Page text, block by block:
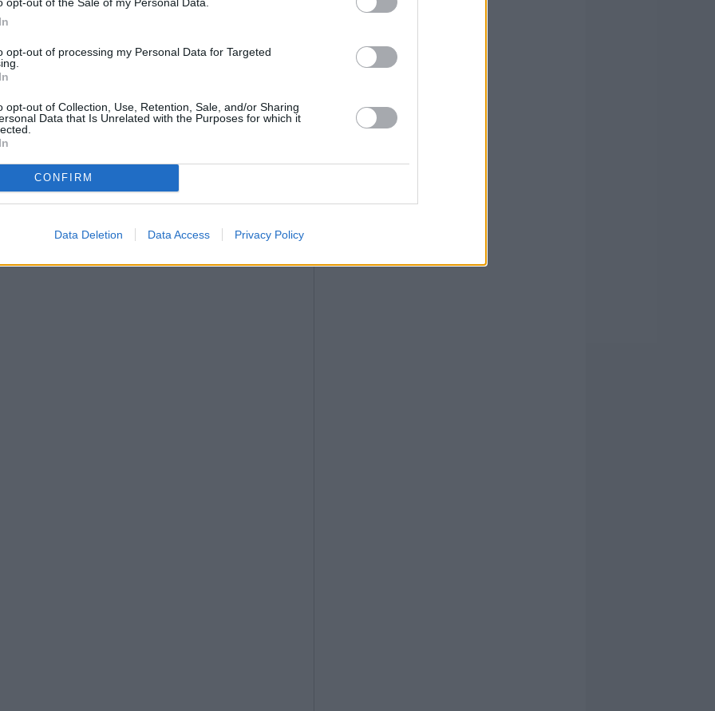
opt-out of processing my Personal Data for Targeted
opt-out of Collection, Use, Retention, Sale, and/or Sharing
Data that Is Unrelated with the Purposes for which it
CONFIRM
Data Deletion Data Access Privacy Policy
la importante subida de militantes en los